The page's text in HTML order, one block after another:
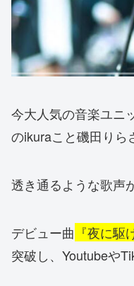
今大人気の音楽ユニ
のikuraこと磯田りら
透き通るような歌声
デビュー曲 『夜に駆
突破し、Youtubeや